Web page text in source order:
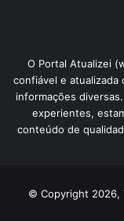
O Portal Atualizei
confiável e
informações
experientes,
conteúdo de
© Copyright 2026,